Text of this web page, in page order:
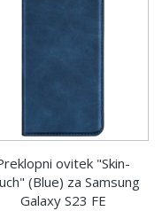
ovitek "Skin-
(Blue) za Samsung
Galaxy S23 FE